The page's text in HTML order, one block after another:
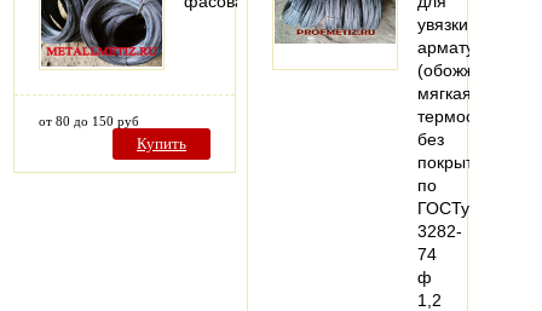
от 80 до 150 руб
Купить
увязки
арматуры
(обожженая,
мягкая,
без
покрытия
по
ГОСТу
3282-
74
ф
1,2